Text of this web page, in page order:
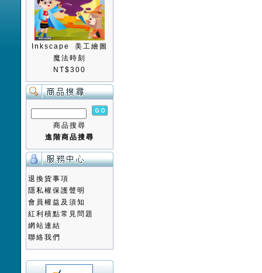
Inkscape 美工繪圖
魔法時刻
NT$300
商品搜尋
進階商品搜尋
退換貨事項
隱私權保護聲明
會員權益及須知
紅利積點常見問題
網站連結
聯絡我們